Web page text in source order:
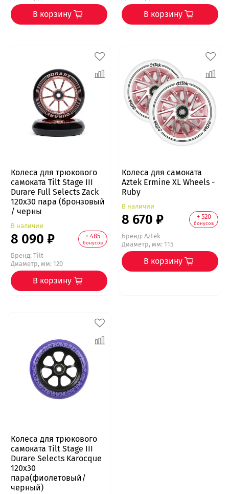
В корзину В корзину
Колеса для трюкового
самоката Tilt Stage III
Durare Full Selects Zack
120x30 пара (бронзовый
/ черны
В наличии
8 090 ₽ + 485
бонусов
Бренд:Tilt
Диаметр, мм: 120
В корзину
Колеса для самоката
Aztek Ermine XL Wheels -
Ruby
В наличии
8 670 ₽ + 520
бонусов
Бренд:Aztek
Диаметр, мм: 115
В корзину
Колеса для трюкового
самоката Tilt Stage III
Durare Selects Karocque
120x30
пара(фиолетовый/
черный)